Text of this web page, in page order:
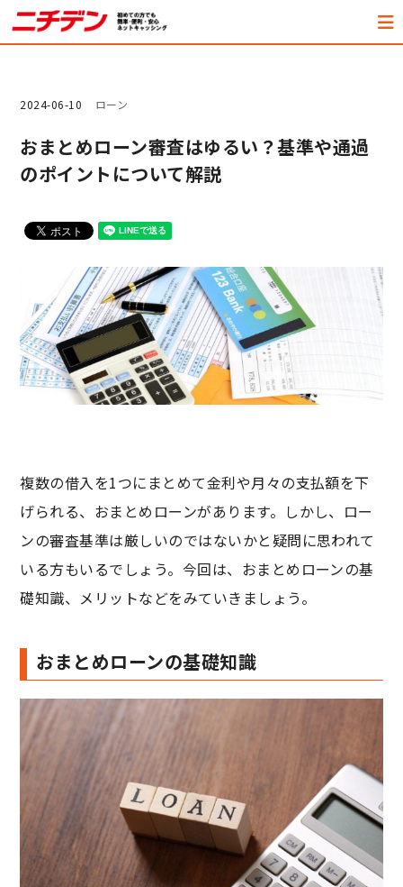
2024-06-10 ローン
おまとめローン審査はゆるい？基準や通過
のポイントについて解説
複数の借入を1つにまとめて金利や月々の支払額を下
げられる、おまとめローンがあります。しかし、ロー
ンの審査基準は厳しいのではないかと疑問に思われて
いる方もいるでしょう。今回は、おまとめローンの基
礎知識、メリットなどをみていきましょう。
おまとめローンの基礎知識